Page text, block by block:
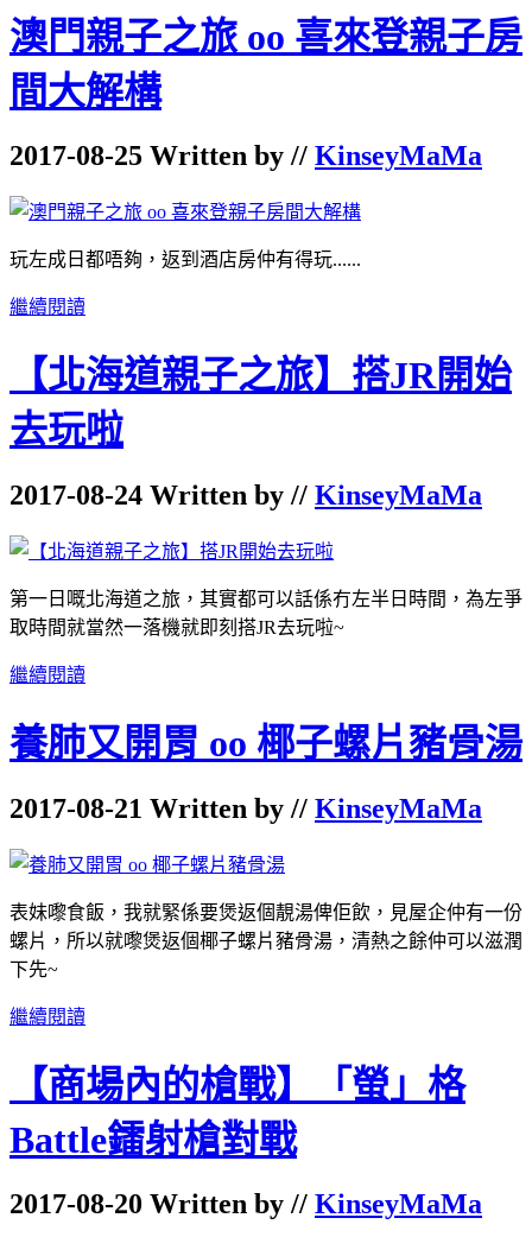
澳門親子之旅 oo 喜來登親子房
間大解構
2017-08-25 Written by // KinseyMaMa
玩左成日都唔夠，返到酒店房仲有得玩......
繼續閱讀
【北海道親子之旅】搭JR開始
去玩啦
2017-08-24 Written by // KinseyMaMa
第一日嘅北海道之旅，其實都可以話係冇左半日時間，為左爭
取時間就當然一落機就即刻搭JR去玩啦~
繼續閱讀
養肺又開胃 oo 椰子螺片豬骨湯
2017-08-21 Written by // KinseyMaMa
表妹嚟食飯，我就緊係要煲返個靚湯俾佢飲，見屋企仲有一份
螺片，所以就嚟煲返個椰子螺片豬骨湯，清熱之餘仲可以滋潤
下先~
繼續閱讀
【商場內的槍戰】「螢」格
Battle鐳射槍對戰
2017-08-20 Written by // KinseyMaMa